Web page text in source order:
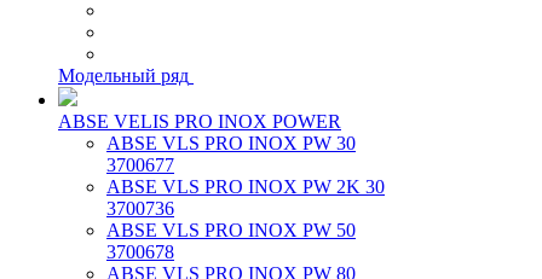
Модельный ряд
ABSE VELIS PRO INOX POWER
ABSE VLS PRO INOX PW 30
3700677
ABSE VLS PRO INOX PW 2K 30
3700736
ABSE VLS PRO INOX PW 50
3700678
ABSE VLS PRO INOX PW 80